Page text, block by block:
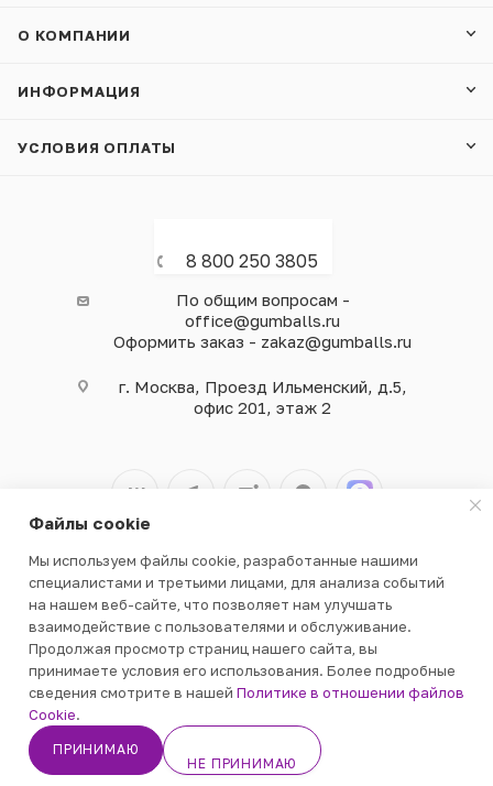
В КОРЗИНУ
О КОМПАНИИ
ИНФОРМАЦИЯ
УСЛОВИЯ ОПЛАТЫ
8 800 250 3805
По общим вопросам -
office@gumballs.ru
Оформить заказ - zakaz@gumballs.ru
г. Москва, Проезд Ильменский, д.5,
офис 201, этаж 2
2026 © ООО «ВЕНДГАМ» © 2000-2025
Файлы cookie
Мы используем файлы cookie, разработанные нашими
специалистами и третьими лицами, для анализа событий
на нашем веб-сайте, что позволяет нам улучшать
взаимодействие с пользователями и обслуживание.
Продолжая просмотр страниц нашего сайта, вы
принимаете условия его использования. Более подробные
сведения смотрите в нашей Политике в отношении файлов
Cookie.
ПРИНИМАЮ
НЕ ПРИНИМАЮ
Кабинет
Корзина Избранные Каталог